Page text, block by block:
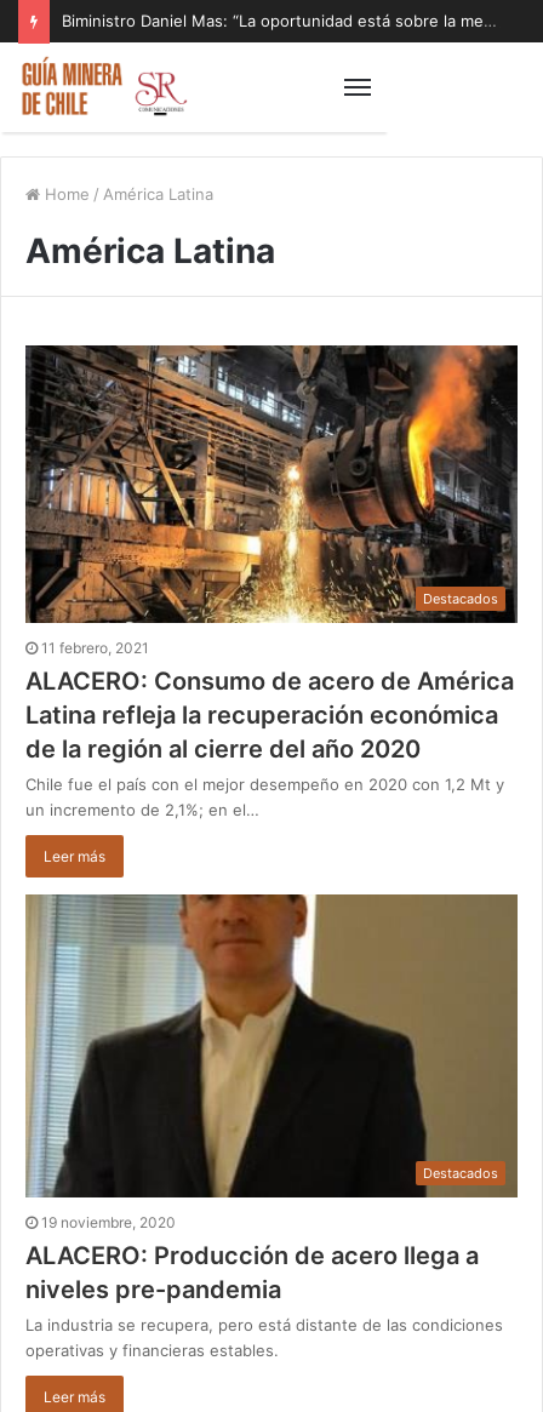
Biministro Daniel Mas: “La oportunidad está sobre la mesa y tenemos que aprovecharla”
Home / América Latina
América Latina
Destacados
11 febrero, 2021
ALACERO: Consumo de acero de América
Latina refleja la recuperación económica
de la región al cierre del año 2020
Chile fue el país con el mejor desempeño en 2020 con 1,2 Mt y
un incremento de 2,1%; en el…
Leer más
Destacados
19 noviembre, 2020
ALACERO: Producción de acero llega a
niveles pre-pandemia
La industria se recupera, pero está distante de las condiciones
operativas y financieras estables.
Leer más